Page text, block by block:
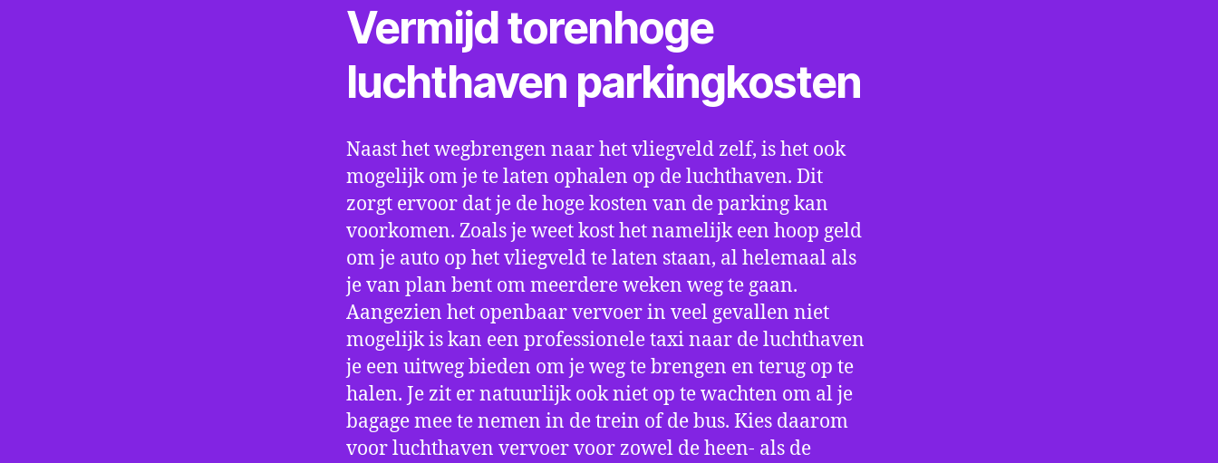
Vermijd torenhoge
luchthaven parkingkosten
Naast het wegbrengen naar het vliegveld zelf, is het ook
mogelijk om je te laten ophalen op de luchthaven. Dit
zorgt ervoor dat je de hoge kosten van de parking kan
voorkomen. Zoals je weet kost het namelijk een hoop geld
om je auto op het vliegveld te laten staan, al helemaal als
je van plan bent om meerdere weken weg te gaan.
Aangezien het openbaar vervoer in veel gevallen niet
mogelijk is kan een professionele taxi naar de luchthaven
je een uitweg bieden om je weg te brengen en terug op te
halen. Je zit er natuurlijk ook niet op te wachten om al je
bagage mee te nemen in de trein of de bus. Kies daarom
voor luchthaven vervoer voor zowel de heen- als de